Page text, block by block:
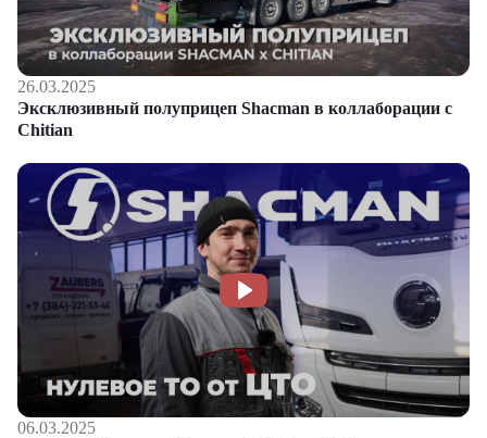
26.03.2025
Эксклюзивный полуприцеп Shacman в коллаборации с
Chitian
06.03.2025